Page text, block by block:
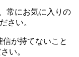
常にお気に入りの
さい。
が持てないこと
い。